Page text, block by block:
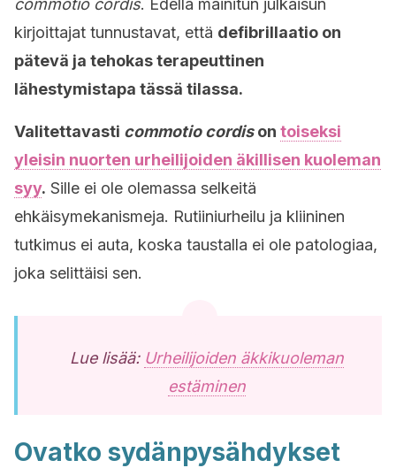
commotio cordis. Edellä mainitun julkaisun
kirjoittajat tunnustavat, että defibrillaatio on
pätevä ja tehokas terapeuttinen
lähestymistapa tässä tilassa.
Valitettavasti commotio cordison toiseksi
yleisin nuorten urheilijoiden äkillisen kuoleman
syy. Sille ei ole olemassa selkeitä
ehkäisymekanismeja. Rutiiniurheilu ja kliininen
tutkimus ei auta, koska taustalla ei ole patologiaa,
joka selittäisi sen.
Lue lisää: Urheilijoiden äkkikuoleman
estäminen
Ovatko sydänpysähdykset